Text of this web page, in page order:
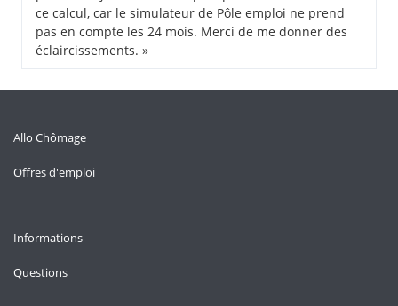
ce calcul, car le simulateur de Pôle emploi ne prend
pas en compte les 24 mois. Merci de me donner des
éclaircissements. »
Allo Chômage
Offres d'emploi
Informations
Questions